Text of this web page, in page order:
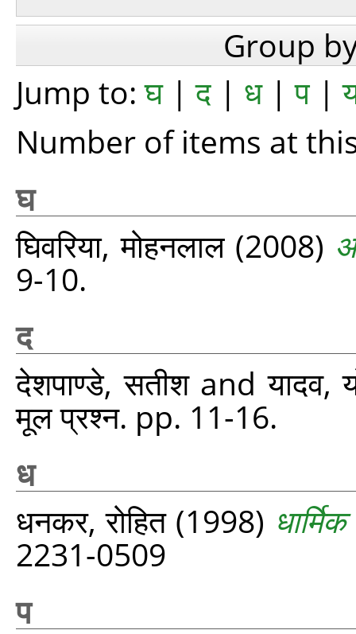
Group
Jump to:घ|द | ध|प |
Number of items at
घ
घिवरिया, मोहनलाल(2008)
9-10.
द
देशपाण्डे, सतीशandयादव,
मूल प्रश्‍न. pp. 11-16.
ध
धनकर, रोहित(1998)
2231-0509
प